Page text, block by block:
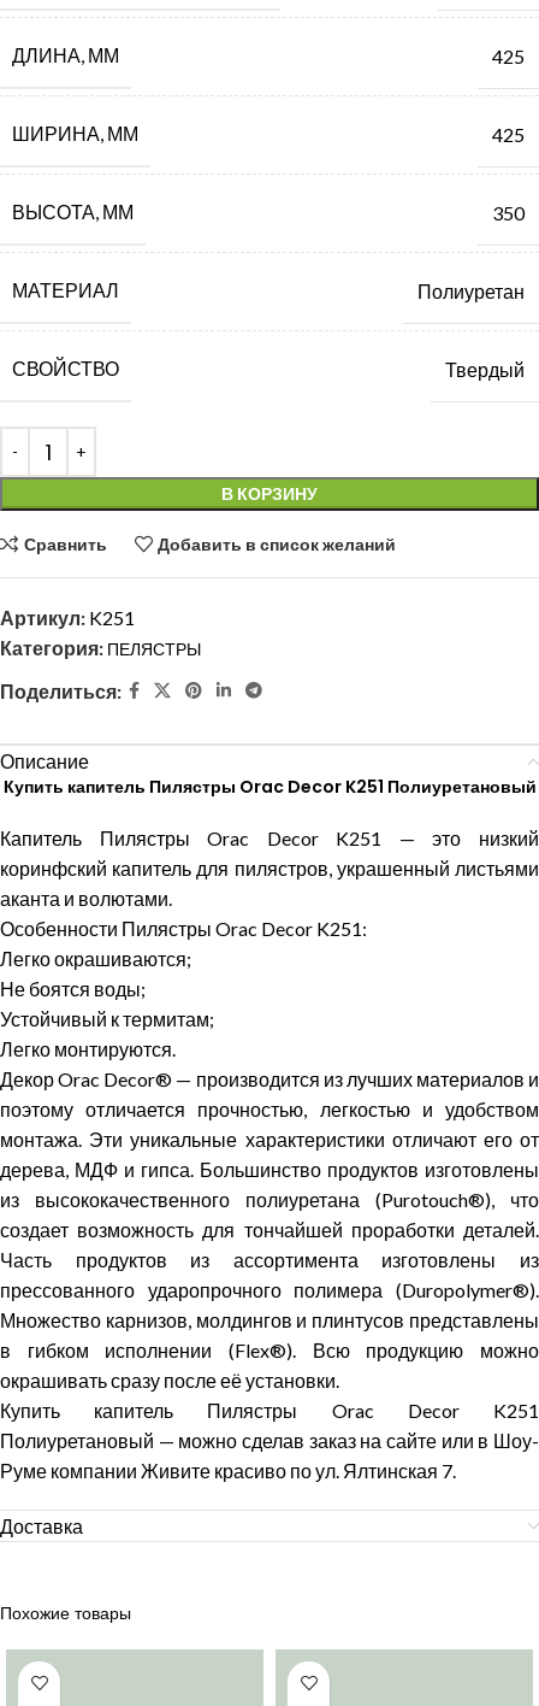
ДЛИНА, ММ 425
ШИРИНА, ММ 425
ВЫСОТА, ММ 350
МАТЕРИАЛ Полиуретан
СВОЙСТВО Твердый
В КОРЗИНУ
Сравнить Добавить в список желаний
Артикул: K251
Категория: ПЕЛЯСТРЫ
Поделиться:
Описание
Купить капитель Пилястры Orac Decor K251 Полиуретановый
Капитель Пилястры Orac Decor K251 — это низкий
коринфский капитель для пилястров, украшенный листьями
аканта и волютами.
Особенности Пилястры Orac Decor K251:
Легко окрашиваются;
Не боятся воды;
Устойчивый к термитам;
Легко монтируются.
Декор Orac Decor® — производится из лучших материалов и
поэтому отличается прочностью, легкостью и удобством
монтажа. Эти уникальные характеристики отличают его от
дерева, МДФ и гипса. Большинство продуктов изготовлены
из высококачественного полиуретана (Purotouch®), что
создает возможность для тончайшей проработки деталей.
Часть продуктов из ассортимента изготовлены из
прессованного ударопрочного полимера (Duropolymer®).
Множество карнизов, молдингов и плинтусов представлены
в гибком исполнении (Flex®). Всю продукцию можно
окрашивать сразу после её установки.
Купить капитель Пилястры Orac Decor K251
Полиуретановый — можно сделав заказ на сайте или в Шоу-
Руме компании Живите красиво по ул. Ялтинская 7.
Доставка
Похожие товары